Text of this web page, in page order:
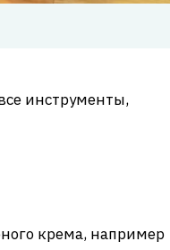
инструменты,
крема, например